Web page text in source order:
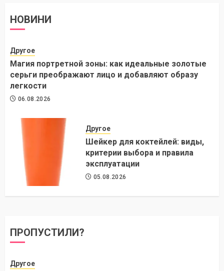
НОВИНИ
Другое
Магия портретной зоны: как идеальные золотые
серьги преображают лицо и добавляют образу
легкости
06.08.2026
Другое
Шейкер для коктейлей: виды,
критерии выбора и правила
эксплуатации
05.08.2026
ПРОПУСТИЛИ?
Другое